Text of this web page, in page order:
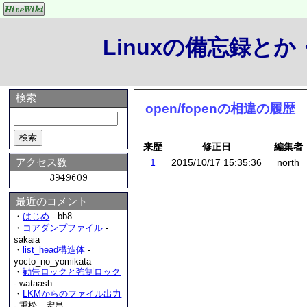
Linuxの備忘録とか
open/fopenの相違の履歴
来歴 修正日
編集者
1
2015/10/17 15:35:36 north
検索
アクセス数
最近のコメント
・ はじめ - bb8
・ コアダンプファイル -
sakaia
・ list_head構造体 -
yocto_no_yomikata
・勧告ロックと強制ロック
- wataash
・ LKMからのファイル出力